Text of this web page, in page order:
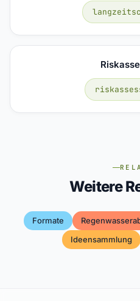
Weitere
Formate
Ideensammlung